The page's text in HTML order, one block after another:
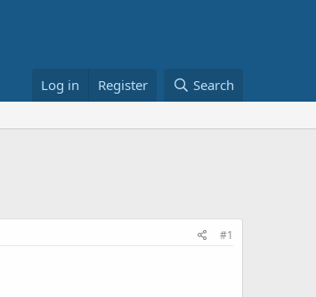
Log in Register Search
#1